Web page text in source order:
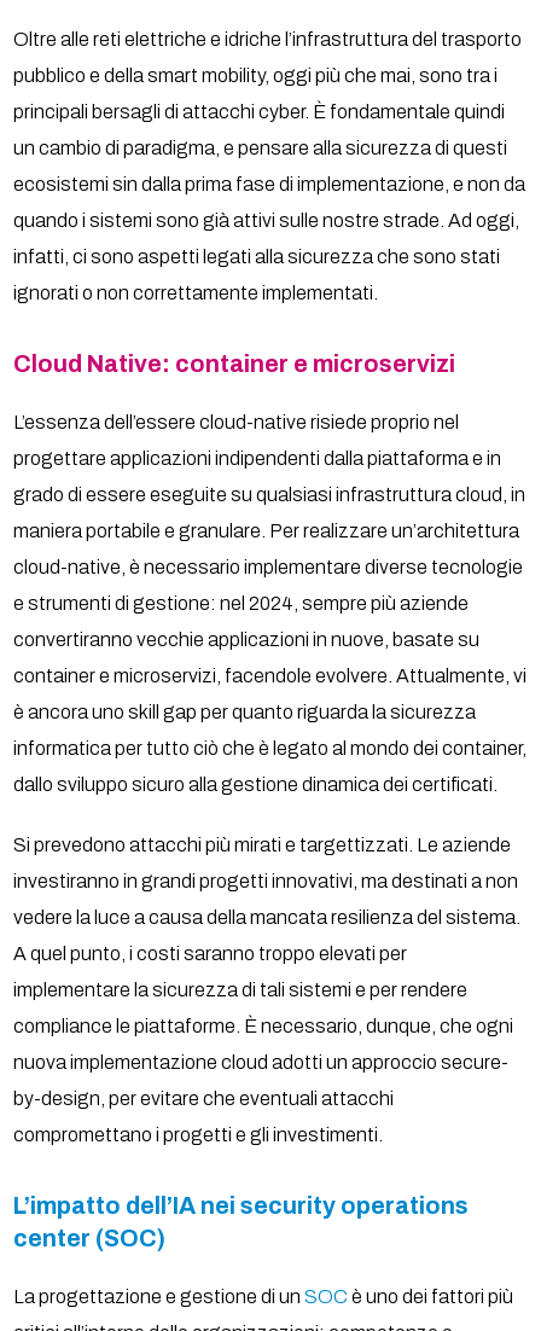
Oltre alle reti elettriche e idriche l’infrastruttura del trasporto
pubblico e della smart mobility, oggi più che mai, sono tra i
principali bersagli di attacchi cyber. È fondamentale quindi
un cambio di paradigma, e pensare alla sicurezza di questi
ecosistemi sin dalla prima fase di implementazione, e non da
quando i sistemi sono già attivi sulle nostre strade. Ad oggi,
infatti, ci sono aspetti legati alla sicurezza che sono stati
ignorati o non correttamente implementati.
Cloud Native: container e microservizi
L’essenza dell’essere cloud-native risiede proprio nel
progettare applicazioni indipendenti dalla piattaforma e in
grado di essere eseguite su qualsiasi infrastruttura cloud, in
maniera portabile e granulare. Per realizzare un’architettura
cloud-native, è necessario implementare diverse tecnologie
e strumenti di gestione: nel 2024, sempre più aziende
convertiranno vecchie applicazioni in nuove, basate su
container e microservizi, facendole evolvere. Attualmente, vi
è ancora uno skill gap per quanto riguarda la sicurezza
informatica per tutto ciò che è legato al mondo dei container,
dallo sviluppo sicuro alla gestione dinamica dei certificati.
Si prevedono attacchi più mirati e targettizzati. Le aziende
investiranno in grandi progetti innovativi, ma destinati a non
vedere la luce a causa della mancata resilienza del sistema.
A quel punto, i costi saranno troppo elevati per
implementare la sicurezza di tali sistemi e per rendere
compliance le piattaforme. È necessario, dunque, che ogni
nuova implementazione cloud adotti un approccio secure-
by-design, per evitare che eventuali attacchi
compromettano i progetti e gli investimenti.
L’impatto dell’IA nei security operations
center (SOC)
La progettazione e gestione di unSOC è uno dei fattori più